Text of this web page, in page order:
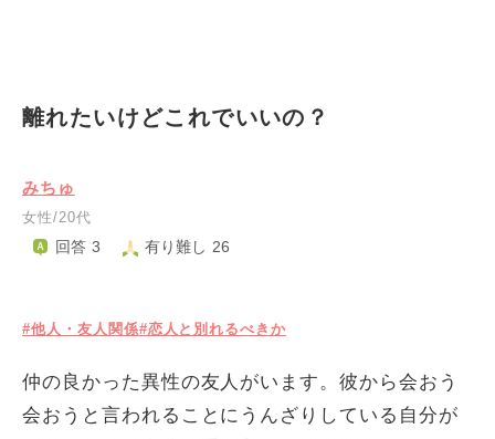
離れたいけどこれでいいの？
みちゅ
女性/20代
回答 3 有り難し 26
#他人・友人関係#恋人と別れるべきか
仲の良かった異性の友人がいます。彼から会おう
会おうと言われることにうんざりしている自分が